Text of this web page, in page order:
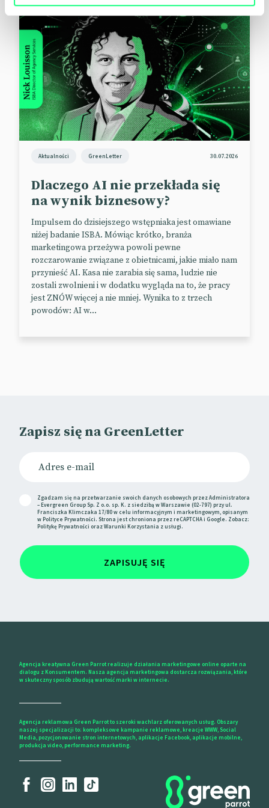
Aktualności GreenLetter 30.07.2026
Dlaczego AI nie przekłada się
na wynik biznesowy?
Impulsem do dzisiejszego wstępniaka jest omawiane
niżej badanie ISBA. Mówiąc krótko, branża
marketingowa przeżywa powoli pewne
rozczarowanie związane z obietnicami, jakie miało nam
przynieść AI. Kasa nie zarabia się sama, ludzie nie
zostali zwolnieni i w dodatku wygląda na to, że pracy
jest ZNÓW więcej a nie mniej. Wynika to z trzech
powodów: AI w...
Zapisz się na GreenLetter
Zgadzam się na przetwarzanie swoich danych osobowych przez Administratora
– Evergreen Group Sp. Z o.o. sp. K. z siedzibą w Warszawie (02-797) przy ul.
Franciszka Klimczaka 17/80 w celu informacyjnym i marketingowym, opisanym
w Polityce Prywatności. Strona jest chroniona przez reCAPTCHA i Google. Zobacz:
Politykę Prywatności orazWarunki Korzystania z usługi.
ZAPISUJĘ SIĘ
Agencja kreatywna Green Parrot realizuje działania marketingowe online oparte na
dialogu z Konsumentem. Nasza agencja marketingowa dostarcza rozwiązania, które
w skuteczny sposób zbudują wartość marki w internecie.
Agencja reklamowa Green Parrot to szeroki wachlarz oferowanych usług. Obszary
naszej specjalizacji to: kompleksowe kampanie reklamowe, kreacje WWW, Social
Media, pozycjonowanie stron internetowych, aplikacje Facebook, aplikacje mobilne,
produkcja video, performance marketing.